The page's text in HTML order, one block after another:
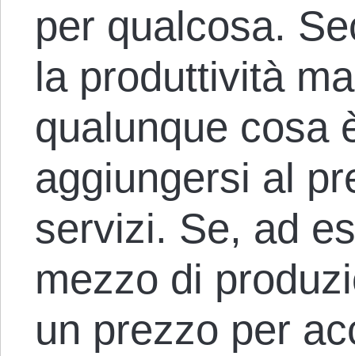
per qualcosa.
la produttività
qualunque cosa
aggiungersi al
servizi. Se, ad
mezzo di
un prezzo per